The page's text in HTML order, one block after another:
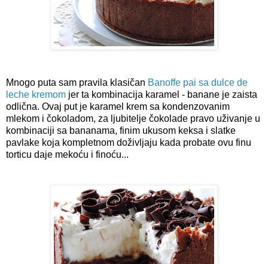
Mnogo puta sam pravila klasičan Banoffe pai sa dulce de
leche kremom jer ta kombinacija karamel - banane je zaista
odlična. Ovaj put je karamel krem sa kondenzovanim
mlekom i čokoladom, za ljubitelje čokolade pravo uživanje u
kombinaciji sa bananama, finim ukusom keksa i slatke
pavlake koja kompletnom doživljaju kada probate ovu finu
torticu daje mekoću i finoću...